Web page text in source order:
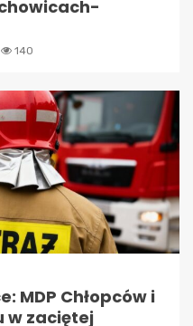
140
MDP Chłopców i
w zaciętej